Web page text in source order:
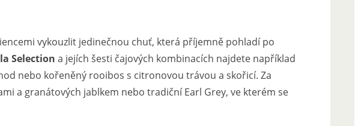
vykouzlit jedinečnou chuť, která příjemně pohladí po
Selection a jejích šesti čajových kombinacích najdete například
nebo kořeněný rooibos s citronovou trávou a skořicí. Za
a granátových jablkem nebo tradiční Earl Grey, ve kterém se